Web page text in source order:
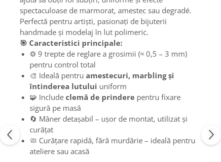
spectaculoase de marmorat, amestec sau degradé.
Perfectă pentru artiști, pasionați de bijuterii
handmade și modelaj în lut polimeric.
🎯 Caracteristici principale:
⚙️ 9 trepte de reglare a grosimii (≈ 0,5 – 3 mm)
pentru control total
🎨 Ideală pentru amestecuri, marbling și
întinderea lutului uniform
🧩 Include clemă de prindere pentru fixare
sigură pe masă
🔄 Mâner detașabil – ușor de montat, utilizat și
curățat
🧼 Curățare rapidă, fără murdărie – ideală pentru
ateliere sau acasă